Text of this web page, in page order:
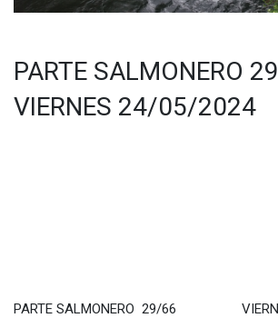
PARTE SALMONERO
VIERNES 24/05/2024
PARTE SALMONERO 29/66